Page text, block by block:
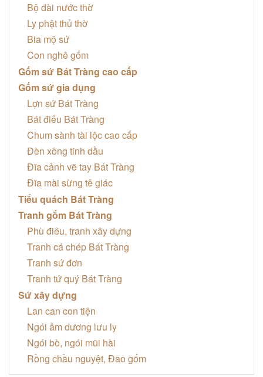
Bộ đài nước thờ
Ly phật thủ thờ
Bia mộ sứ
Con nghê gốm
Gốm sứ Bát Tràng cao cấp
Gốm sứ gia dụng
Lợn sứ Bát Tràng
Bát điếu Bát Tràng
Chum sành tài lộc cao cấp
Đèn xông tinh dầu
Đĩa cảnh vẽ tay Bát Tràng
Đĩa mài sừng tê giác
Tiểu quách Bát Tràng
Tranh gốm Bát Tràng
Phù điêu, tranh xây dựng
Tranh cá chép Bát Tràng
Tranh sứ đơn
Tranh tứ quý Bát Tràng
Sứ xây dựng
Lan can con tiện
Ngói âm dương lưu ly
Ngói bò, ngói mũi hài
Rồng chầu nguyệt, Đao gốm